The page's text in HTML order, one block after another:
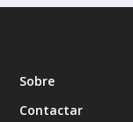
Sobre
Contactar